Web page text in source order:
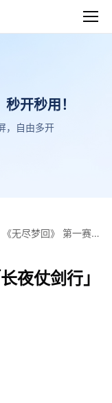
开秒用！
，自由多开
《无尽梦回》 第一赛季
夜仗剑行」